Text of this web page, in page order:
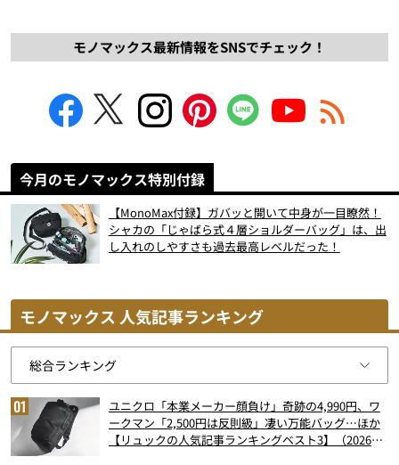
モノマックス最新情報をSNSでチェック！
今月のモノマックス特別付録
【MonoMax付録】ガバッと開いて中身が一目瞭然！
シャカの「じゃばら式４層ショルダーバッグ」は、出
し入れのしやすさも過去最高レベルだった！
モノマックス 人気記事ランキング
ユニクロ「本業メーカー顔負け」奇跡の4,990円、ワ
ークマン「2,500円は反則級」凄い万能バッグ…ほか
【リュックの人気記事ランキングベスト3】（2026年